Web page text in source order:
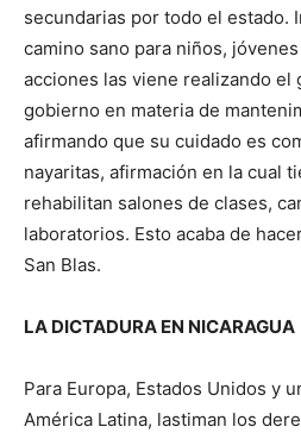
secundarias por todo el estado.
camino sano para niños,
acciones las viene realizando el
gobierno en materia de
afirmando que su cuidado es
nayaritas, afirmación en la cual
rehabilitan salones de clases,
laboratorios. Esto acaba de
San Blas.
LA DICTADURA EN NICARAGUA
Para Europa, Estados Unidos y
América Latina, lastiman los